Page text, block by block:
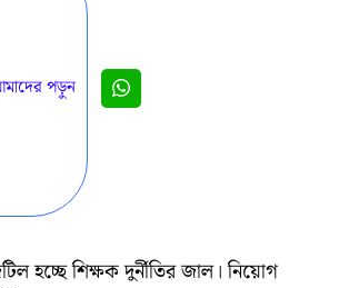
পড়ুন
হচ্ছে শিক্ষক দুর্নীতির জাল। নিয়োগ